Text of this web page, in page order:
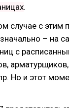
.
случае с этим
– на
с
арматурщиков,
Но и этот